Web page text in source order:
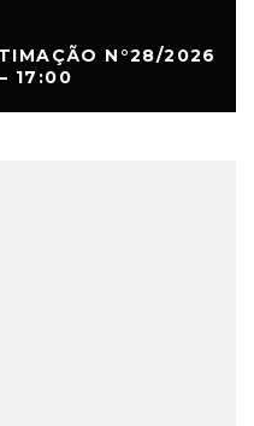
N°28/2026
17:00